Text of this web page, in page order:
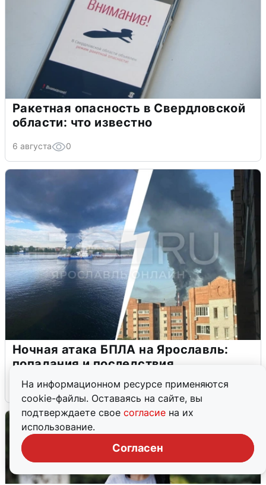
На информационном ресурсе применяются
cookie-файлы. Оставаясь на сайте, вы
подтверждаете свое согласие на их
использование.
Согласен
Ракетная опасность в Свердловской
области: что известно
6 августа 0
Ночная атака БПЛА на Ярославль:
попадания и последствия
6 августа 0